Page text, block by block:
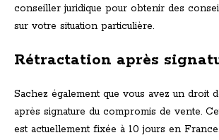
conseiller juridique pour obtenir des
sur votre situation particulière.
Rétractation après
Sachez également que vous avez un droit
après signature du compromis de vente.
est actuellement fixée à 10 jours en